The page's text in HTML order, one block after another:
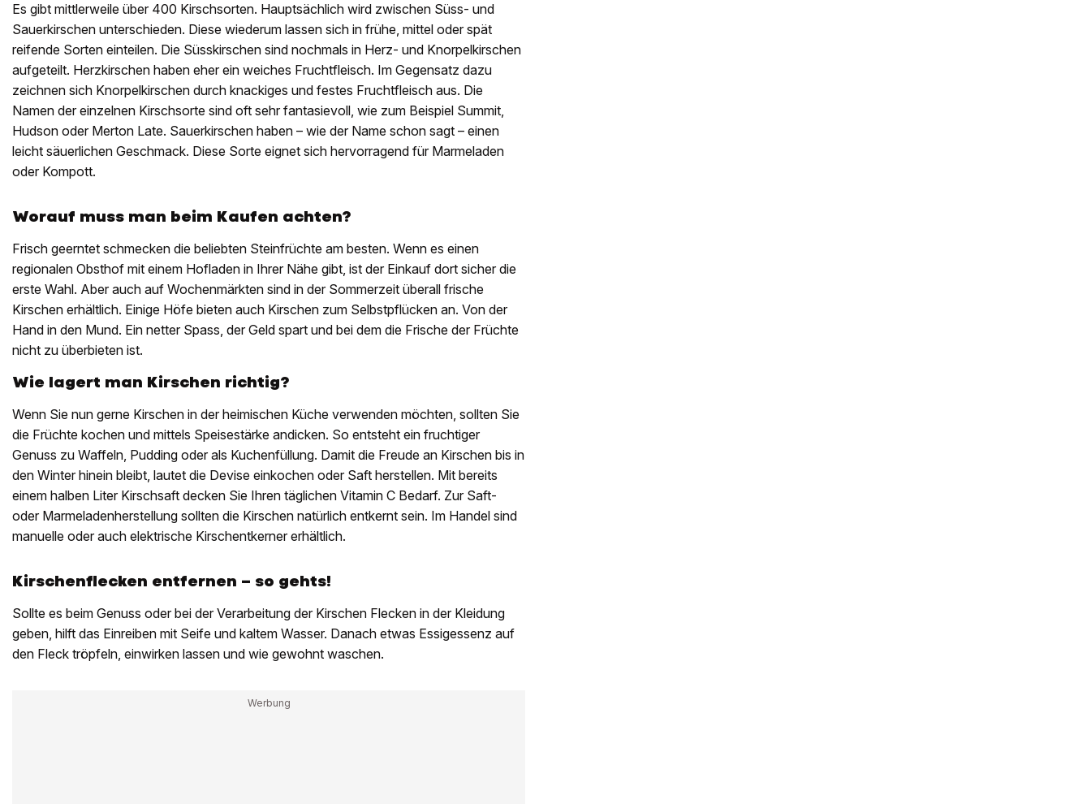
Es gibt mittlerweile über 400 Kirschsorten. Hauptsächlich wird zwischen Süss- und
Sauerkirschen unterschieden. Diese wiederum lassen sich in frühe, mittel oder spät
reifende Sorten einteilen. Die Süsskirschen sind nochmals in Herz- und Knorpelkirschen
aufgeteilt. Herzkirschen haben eher ein weiches Fruchtfleisch. Im Gegensatz dazu
zeichnen sich Knorpelkirschen durch knackiges und festes Fruchtfleisch aus. Die
Namen der einzelnen Kirschsorte sind oft sehr fantasievoll, wie zum Beispiel Summit,
Hudson oder Merton Late. Sauerkirschen haben – wie der Name schon sagt – einen
leicht säuerlichen Geschmack. Diese Sorte eignet sich hervorragend für Marmeladen
oder Kompott.
Worauf muss man beim Kaufen achten?
Frisch geerntet schmecken die beliebten Steinfrüchte am besten. Wenn es einen
regionalen Obsthof mit einem Hofladen in Ihrer Nähe gibt, ist der Einkauf dort sicher die
erste Wahl. Aber auch auf Wochenmärkten sind in der Sommerzeit überall frische
Kirschen erhältlich. Einige Höfe bieten auch Kirschen zum Selbstpflücken an. Von der
Hand in den Mund. Ein netter Spass, der Geld spart und bei dem die Frische der Früchte
nicht zu überbieten ist.
Wie lagert man Kirschen richtig?
Wenn Sie nun gerne Kirschen in der heimischen Küche verwenden möchten, sollten Sie
die Früchte kochen und mittels Speisestärke andicken. So entsteht ein fruchtiger
Genuss zu Waffeln, Pudding oder als Kuchenfüllung. Damit die Freude an Kirschen bis in
den Winter hinein bleibt, lautet die Devise einkochen oder Saft herstellen. Mit bereits
einem halben Liter Kirschsaft decken Sie Ihren täglichen Vitamin C Bedarf. Zur Saft-
oder Marmeladenherstellung sollten die Kirschen natürlich entkernt sein. Im Handel sind
manuelle oder auch elektrische Kirschentkerner erhältlich.
Kirschenflecken entfernen – so gehts!
Sollte es beim Genuss oder bei der Verarbeitung der Kirschen Flecken in der Kleidung
geben, hilft das Einreiben mit Seife und kaltem Wasser. Danach etwas Essigessenz auf
den Fleck tröpfeln, einwirken lassen und wie gewohnt waschen.